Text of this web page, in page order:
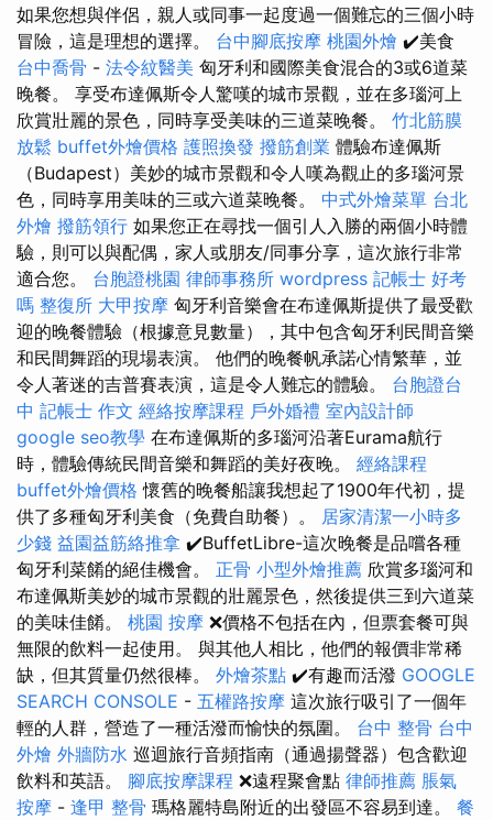
如果您想與伴侶，親人或同事一起度過一個難忘的三個小時
冒險，這是理想的選擇。 台中腳底按摩 桃園外燴 ✔️美食
台中喬骨 - 法令紋醫美 匈牙利和國際美食混合的3或6道菜
晚餐。 享受布達佩斯令人驚嘆的城市景觀，並在多瑙河上
欣賞壯麗的景色，同時享受美味的三道菜晚餐。 竹北筋膜
放鬆 buffet外燴價格 護照換發 撥筋創業 體驗布達佩斯
（Budapest）美妙的城市景觀和令人嘆為觀止的多瑙河景
色，同時享用美味的三或六道菜晚餐。 中式外燴菜單 台北
外燴 撥筋領行 如果您正在尋找一個引人入勝的兩個小時體
驗，則可以與配偶，家人或朋友/同事分享，這次旅行非常
適合您。 台胞證桃園 律師事務所 wordpress 記帳士 好考
嗎 整復所 大甲按摩 匈牙利音樂會在布達佩斯提供了最受歡
迎的晚餐體驗（根據意見數量），其中包含匈牙利民間音樂
和民間舞蹈的現場表演。 他們的晚餐帆承諾心情繁華，並
令人著迷的吉普賽表演，這是令人難忘的體驗。 台胞證台
中 記帳士 作文 經絡按摩課程 戶外婚禮 室內設計師
google seo教學 在布達佩斯的多瑙河沿著Eurama航行
時，體驗傳統民間音樂和舞蹈的美好夜晚。 經絡課程
buffet外燴價格 懷舊的晚餐船讓我想起了1900年代初，提
供了多種匈牙利美食（免費自助餐）。 居家清潔一小時多
少錢 益園益筋絡推拿 ✔️BuffetLibre-這次晚餐是品嚐各種
匈牙利菜餚的絕佳機會。 正骨 小型外燴推薦 欣賞多瑙河和
布達佩斯美妙的城市景觀的壯麗景色，然後提供三到六道菜
的美味佳餚。 桃園 按摩 ❌價格不包括在內，但票套餐可與
無限的飲料一起使用。 與其他人相比，他們的報價非常稀
缺，但其質量仍然很棒。 外燴茶點 ✔️有趣而活潑 GOOGLE
SEARCH CONSOLE - 五權路按摩 這次旅行吸引了一個年
輕的人群，營造了一種活潑而愉快的氛圍。 台中 整骨 台中
外燴 外牆防水 巡迴旅行音頻指南（通過揚聲器）包含歡迎
飲料和英語。 腳底按摩課程 ❌遠程聚會點 律師推薦 脹氣
按摩 - 逢甲 整骨 瑪格麗特島附近的出發區不容易到達。 餐